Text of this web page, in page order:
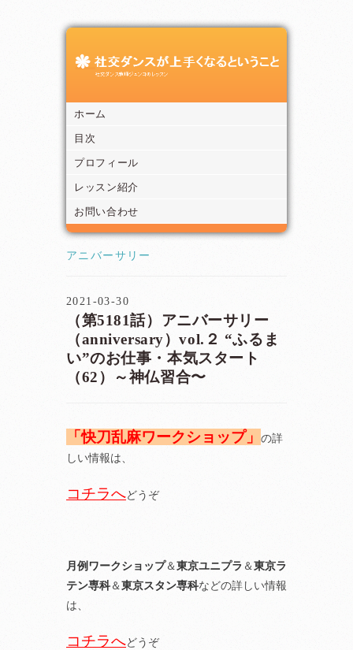
ホーム
目次
プロフィール
レッスン紹介
お問い合わせ
アニバーサリー
2021-03-30
（第5181話）アニバーサリー
（anniversary）vol.２ “ふるま
い”のお仕事・本気スタート
（62）～神仏習合〜
「快刀乱麻ワークショップ」
の詳
しい情報は、
コチラへどうぞ
月例ワークショップ＆東京ユニプラ ＆東京ラ
テン専科＆東京スタン専科などの詳しい情報
は、
コチラへどうぞ